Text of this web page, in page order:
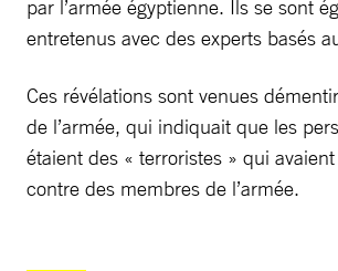
par l’armée égyptienne. Ils se sont
entretenus avec des experts basés
Ces révélations sont venues
de l’armée, qui indiquait que les
étaient des « terroristes » qui
contre des membres de l’armée.